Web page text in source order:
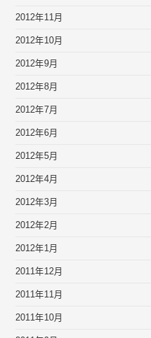
2012年11月
2012年10月
2012年9月
2012年8月
2012年7月
2012年6月
2012年5月
2012年4月
2012年3月
2012年2月
2012年1月
2011年12月
2011年11月
2011年10月